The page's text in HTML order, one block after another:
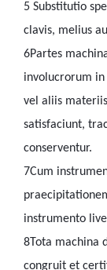
5 Substitutio
clavis, melius
6Partes
involucrorum
vel aliis
satisfaciunt,
conserventur.
7Cum
instrumento
8Tota machina
congruit et